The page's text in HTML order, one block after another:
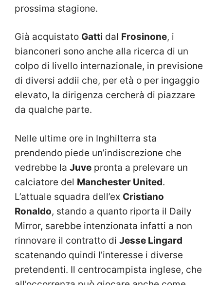
prossima stagione.
Già acquistato Gatti dal Frosinone, i
bianconeri sono anche alla ricerca di un
colpo di livello internazionale, in previsione
di diversi addii che, per età o per ingaggio
elevato, la dirigenza cercherà di piazzare
da qualche parte.
Nelle ultime ore in Inghilterra sta
prendendo piede un’indiscrezione che
vedrebbe la Juve pronta a prelevare un
calciatore del Manchester United.
L’attuale squadra dell’ex Cristiano
Ronaldo, stando a quanto riporta il Daily
Mirror, sarebbe intenzionata infatti a non
rinnovare il contratto di Jesse Lingard
scatenando quindi l’interesse i diverse
pretendenti. Il centrocampista inglese, che